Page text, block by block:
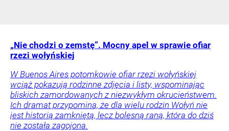
„Nie chodzi o zemstę”. Mocny apel w sprawie ofiar
rzezi wołyńskiej
W Buenos Aires potomkowie ofiar rzezi wołyńskiej
wciąż pokazują rodzinne zdjęcia i listy, wspominając
bliskich zamordowanych z niezwykłym okrucieństwem.
Ich dramat przypomina, że dla wielu rodzin Wołyń nie
jest historią zamkniętą, lecz bolesną raną, która do dziś
nie została zagojona.